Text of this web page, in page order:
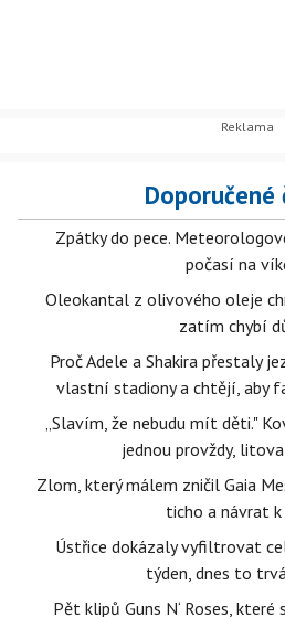
Doporučené
Zpátky do pece.
počasí na
Oleokantal z olivového oleje
zatím chybí
Proč Adele a Shakira přestaly
vlastní stadiony a chtějí, aby
„Slavím, že nebudu mít děti."
jednou provždy,
Zlom, který málem zničil Gaia
ticho a návrat k
Ústřice dokázaly vyfiltrovat
týden, dnes to
Pět klipů Guns N‘ Roses,